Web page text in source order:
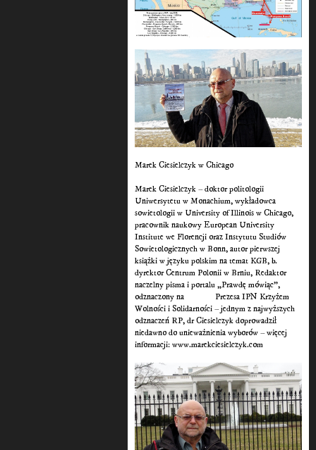
Marek Ciesielczyk w Chicago
Marek Ciesielczyk – doktor politologii
Uniwersytetu w Monachium, wykładowca
sowietologii w University of Illinois w Chicago,
pracownik naukowy European University
Institute we Florencji oraz Instytutu Studiów
Sowietologicznych w Bonn, autor pierwszej
książki w języku polskim na temat KGB, b.
dyrektor Centrum Polonii w Brniu, Redaktor
naczelny pisma i portalu „Prawdę mówiąc”,
odznaczony na
wniosekPrezesa IPN Krzyżem
Wolności i Solidarności – jednym z najwyższych
odznaczeń RP, dr Ciesielczyk doprowadził
niedawno do unieważnienia wyborów – więcej
informacji: www.marekciesielczyk.com